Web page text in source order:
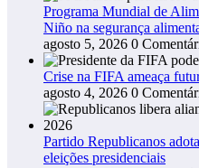
Programa Mundial de
Niño na segurança
agosto 5, 2026 0
Crise na FIFA ameaça
agosto 4, 2026 0
Partido Republicanos
eleições presidenciais